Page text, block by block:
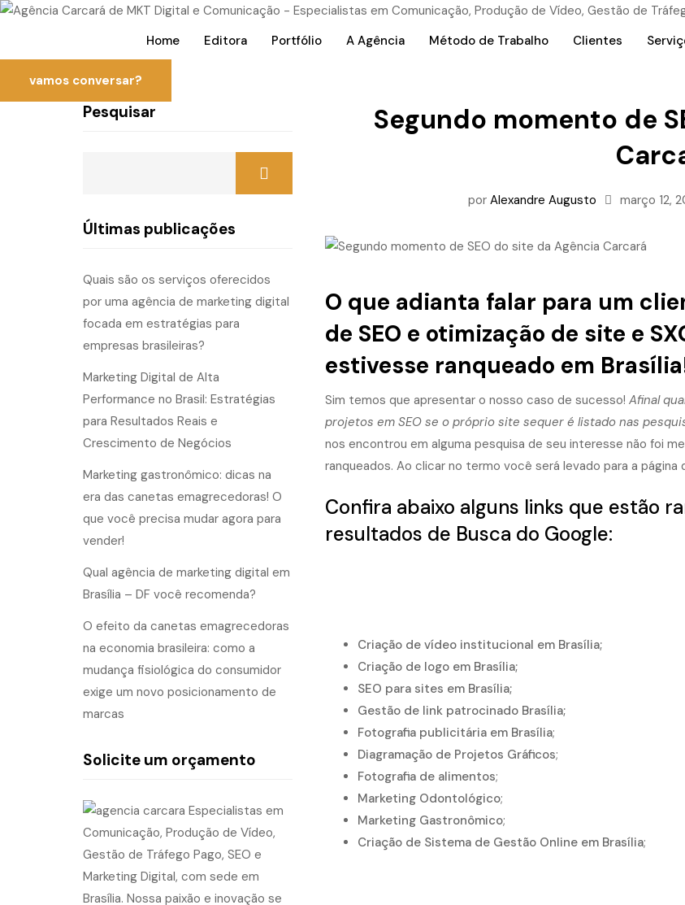
Home Editora Portfólio A Agência Método de Trabalho Clientes
vamos conversar?
Segundo momento de
por Alexandre Augusto março 12,
O que adianta falar para um
de SEO e otimização de site e
estivesse ranqueado em
Sim temos que apresentar o nosso caso de sucesso! Afinal
projetos em SEO se o próprio site sequer é listado nas
nos encontrou em alguma pesquisa de seu interesse não foi
ranqueados. Ao clicar no termo você será levado para a
Confira abaixo alguns links que estão
resultados de Busca do Google:
Criação de vídeo institucional em Brasília;
Criação de logo em Brasília;
SEO para sites em Brasília;
Gestão de link patrocinado Brasília;
Fotografia publicitária em Brasília;
Diagramação de Projetos Gráficos;
Fotografia de alimentos;
Marketing Odontológico;
Marketing Gastronômico;
Criação de Sistema de Gestão Online em Brasília;
Pesquisar
Últimas publicações
Quais são os serviços oferecidos
por uma agência de marketing digital
focada em estratégias para
empresas brasileiras?
Marketing Digital de Alta
Performance no Brasil: Estratégias
para Resultados Reais e
Crescimento de Negócios
Marketing gastronômico: dicas na
era das canetas emagrecedoras! O
que você precisa mudar agora para
vender!
Qual agência de marketing digital em
Brasília – DF você recomenda?
O efeito da canetas emagrecedoras
na economia brasileira: como a
mudança fisiológica do consumidor
exige um novo posicionamento de
marcas
Solicite um orçamento